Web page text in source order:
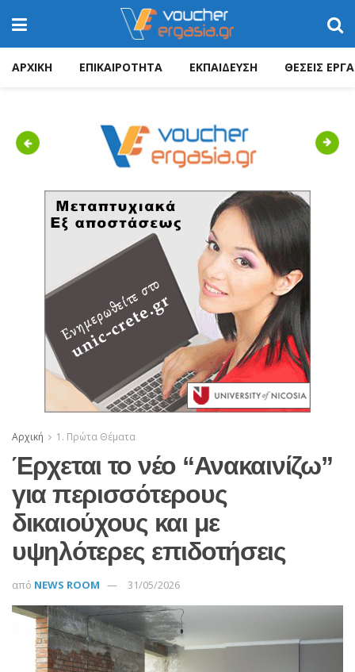
ΑΡΧΙΚΗ ΕΠΙΚΑΙΡΟΤΗΤΑ ΕΚΠΑΙΔΕΥΣΗ ΘΕΣΕΙΣ
Previous Next
Αρχική 1. Πρώτα Θέματα
Έρχεται το νέο “Ανακαινίζω”
για περισσότερους
δικαιούχους και με
υψηλότερες επιδοτήσεις
από NEWS ROOM 31/05/2026